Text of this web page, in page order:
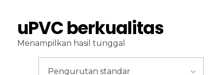
uPVC berkualitas
Menampilkan hasil tunggal